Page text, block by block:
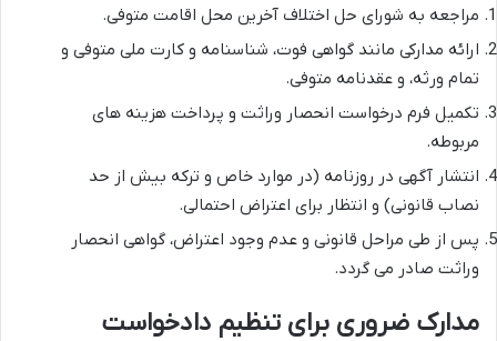
مراجعه به شورای حل اختلاف آخرین محل اقامت متوفی.
ارائه مدارکی مانند گواهی فوت، شناسنامه و کارت ملی متوفی و
تمام ورثه، و عقدنامه متوفی.
تکمیل فرم درخواست انحصار وراثت و پرداخت هزینه های
مربوطه.
انتشار آگهی در روزنامه (در موارد خاص و ترکه بیش از حد
نصاب قانونی) و انتظار برای اعتراض احتمالی.
پس از طی مراحل قانونی و عدم وجود اعتراض، گواهی انحصار
وراثت صادر می گردد.
مدارک ضروری برای تنظیم دادخواست